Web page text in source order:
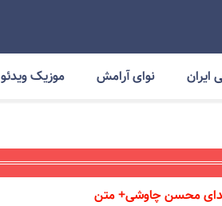
ایران نوای آرامش موزیک ویدئو
محسن چاوشی+ متن